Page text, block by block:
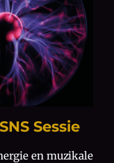
Sessie
en muzikale